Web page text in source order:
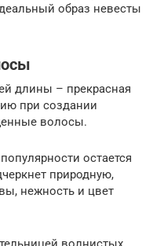
образ невесты
длины – прекрасная
при создании
волосы.
остается
природную,
нежность и цвет